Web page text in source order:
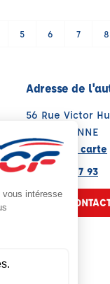
5 6 7 8
Adresse de
56 Rue Victor
38200 VIENNE
Voir sur la carte
04 74 56 87 93
NOUS